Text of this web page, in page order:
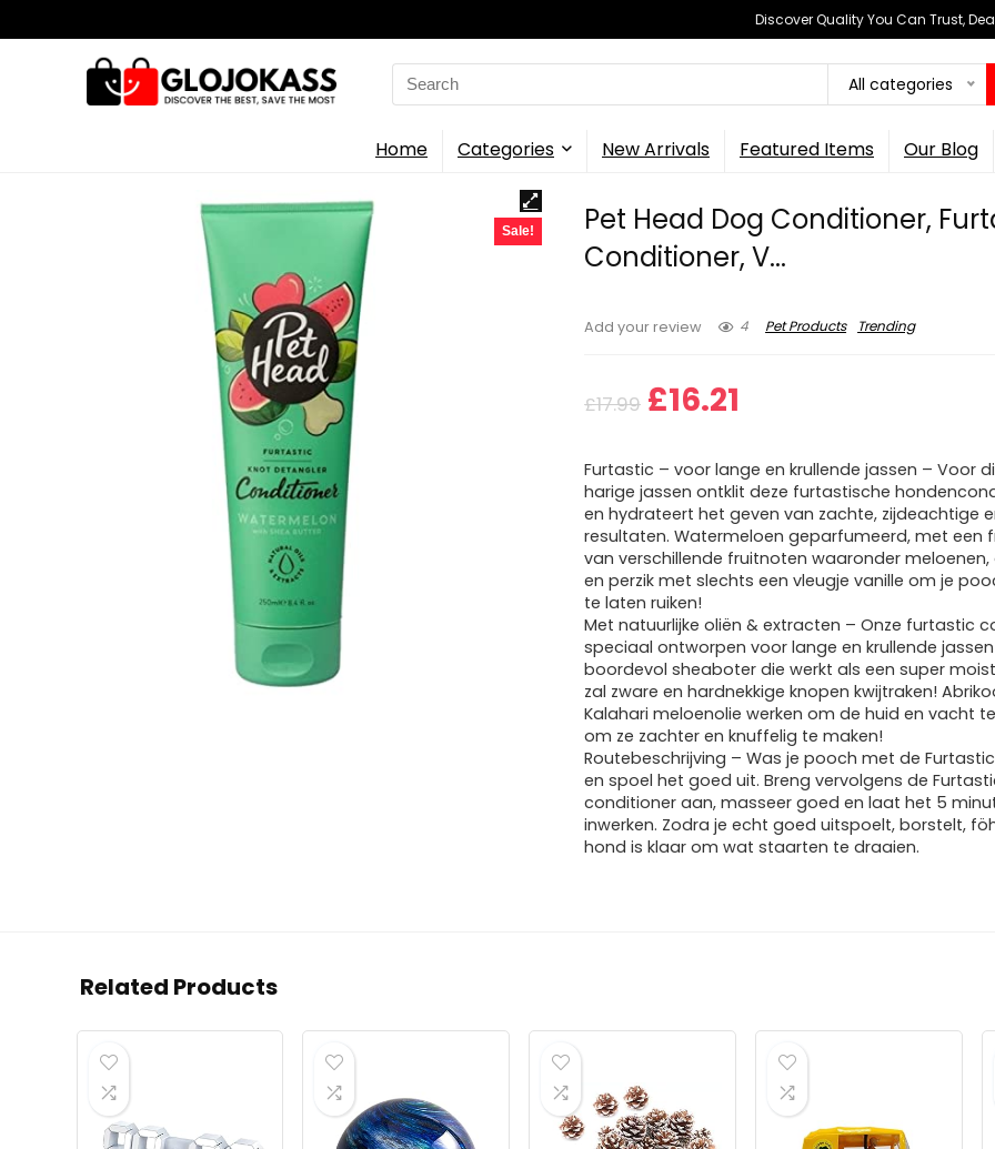
Discover Quality You Can Trust,
Search
for:
All categories
Home Categories New Arrivals Featured Items Our Blog
Sale!
Pet Head Dog Conditioner,
Conditioner, V...
Add your review 4 Pet Products Trending
£17.99 Original
was:
£17.99.
£16.21
is:
£16.21.
Furtastic – voor lange en krullende jassen – Voor
harige jassen ontklit deze furtastische
en hydrateert het geven van zachte, zijdeachtige
resultaten. Watermeloen geparfumeerd, met een
van verschillende fruitnoten waaronder
en perzik met slechts een vleugje vanille om je
te laten ruiken!
Met natuurlijke oliën & extracten – Onze furtastic
speciaal ontworpen voor lange en krullende
boordevol sheaboter die werkt als een super
zal zware en hardnekkige knopen kwijtraken!
Kalahari meloenolie werken om de huid en vacht
om ze zachter en knuffelig te maken!
Routebeschrijving – Was je pooch met de
en spoel het goed uit. Breng vervolgens de
conditioner aan, masseer goed en laat het 5
inwerken. Zodra je echt goed uitspoelt, borstelt,
hond is klaar om wat staarten te draaien.
Related Products